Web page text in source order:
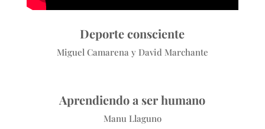
Deporte consciente
Miguel Camarena y David Marchante
Aprendiendo a ser humano
Manu Llaguno